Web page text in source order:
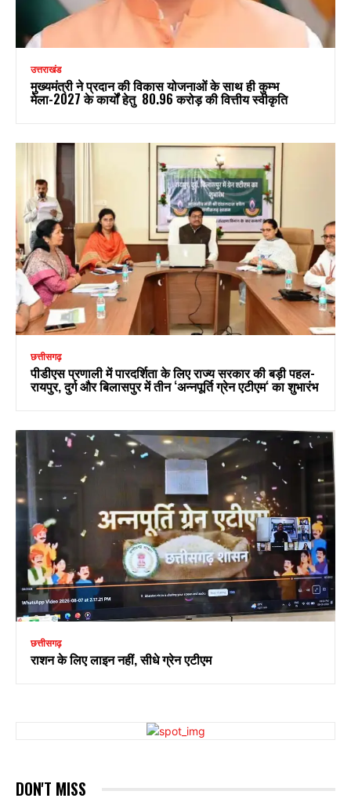
उत्तराखंड
मुख्यमंत्री ने प्रदान की विकास योजनाओं के साथ ही कुम्भ
मेला-2027 के कार्यों हेतु ₹ 80.96 करोड़ की वित्तीय स्वीकृति
छत्तीसगढ़
पीडीएस प्रणाली में पारदर्शिता के लिए राज्य सरकार की बड़ी पहल-
रायपुर, दुर्ग और बिलासपुर में तीन ‘अन्नपूर्ति ग्रेन एटीएम‘ का शुभारंभ
छत्तीसगढ़
राशन के लिए लाइन नहीं, सीधे ग्रेन एटीएम
DON'T MISS